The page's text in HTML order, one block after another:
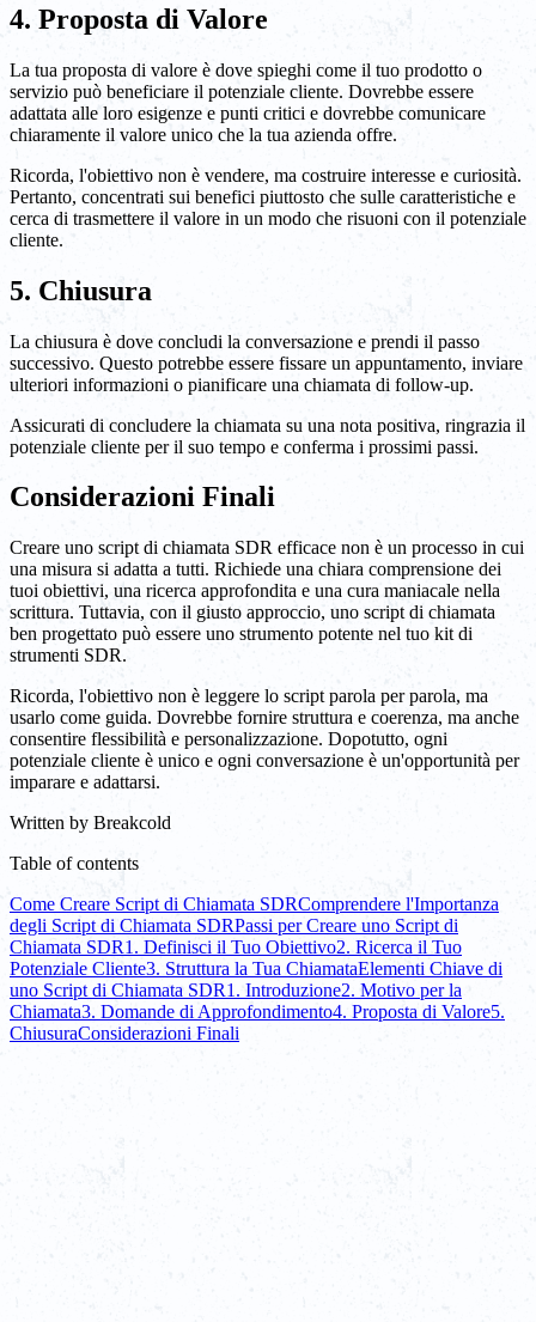
4. Proposta di Valore
La tua proposta di valore è dove spieghi come il tuo prodotto o
servizio può beneficiare il potenziale cliente. Dovrebbe essere
adattata alle loro esigenze e punti critici e dovrebbe comunicare
chiaramente il valore unico che la tua azienda offre.
Ricorda, l'obiettivo non è vendere, ma costruire interesse e curiosità.
Pertanto, concentrati sui benefici piuttosto che sulle caratteristiche e
cerca di trasmettere il valore in un modo che risuoni con il potenziale
cliente.
5. Chiusura
La chiusura è dove concludi la conversazione e prendi il passo
successivo. Questo potrebbe essere fissare un appuntamento, inviare
ulteriori informazioni o pianificare una chiamata di follow-up.
Assicurati di concludere la chiamata su una nota positiva, ringrazia il
potenziale cliente per il suo tempo e conferma i prossimi passi.
Considerazioni Finali
Creare uno script di chiamata SDR efficace non è un processo in cui
una misura si adatta a tutti. Richiede una chiara comprensione dei
tuoi obiettivi, una ricerca approfondita e una cura maniacale nella
scrittura. Tuttavia, con il giusto approccio, uno script di chiamata
ben progettato può essere uno strumento potente nel tuo kit di
strumenti SDR.
Ricorda, l'obiettivo non è leggere lo script parola per parola, ma
usarlo come guida. Dovrebbe fornire struttura e coerenza, ma anche
consentire flessibilità e personalizzazione. Dopotutto, ogni
potenziale cliente è unico e ogni conversazione è un'opportunità per
imparare e adattarsi.
Written by Breakcold
Table of contents
Come Creare Script di Chiamata SDRComprendere l'Importanza
degli Script di Chiamata SDRPassi per Creare uno Script di
Chiamata SDR1. Definisci il Tuo Obiettivo2. Ricerca il Tuo
Potenziale Cliente3. Struttura la Tua ChiamataElementi Chiave di
uno Script di Chiamata SDR1. Introduzione2. Motivo per la
Chiamata3. Domande di Approfondimento4. Proposta di Valore5.
ChiusuraConsiderazioni Finali